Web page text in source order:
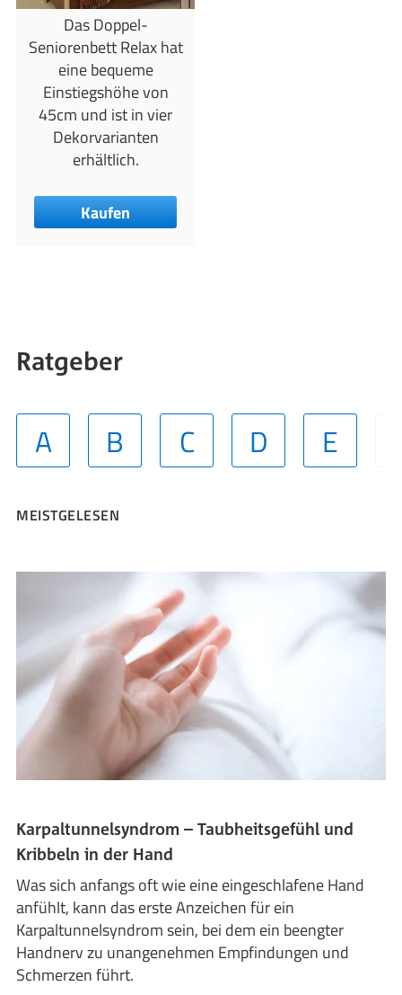
Das Doppel-
Seniorenbett Relax hat
eine bequeme
Einstiegshöhe von
45cm und ist in vier
Dekorvarianten
erhältlich.
Kaufen
Ratgeber
A B C D E
MEISTGELESEN
Karpaltunnelsyndrom – Taubheitsgefühl und
Kribbeln in der Hand
Was sich anfangs oft wie eine eingeschlafene Hand
anfühlt, kann das erste Anzeichen für ein
Karpaltunnelsyndrom sein, bei dem ein beengter
Handnerv zu unangenehmen Empfindungen und
Schmerzen führt.